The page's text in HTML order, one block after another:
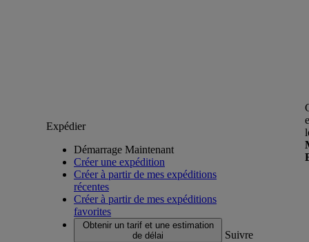
Expédier
Démarrage Maintenant
Créer une expédition
Créer à partir de mes expéditions
récentes
Créer à partir de mes expéditions
favorites
Obtenir un tarif et une estimation
de délai
Suivre